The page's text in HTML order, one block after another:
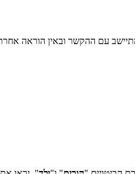
מתיישב עם ההקשר ובאין הוראה